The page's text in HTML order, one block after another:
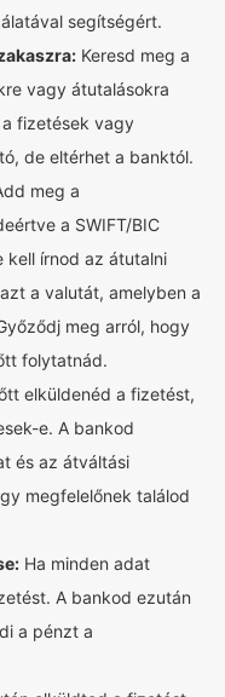
segítségért.
Keresd meg a
vagy átutalásokra
fizetések vagy
de eltérhet a banktól.
meg a
a SWIFT/BIC
kell írnod az átutalni
a valutát, amelyben a
meg arról, hogy
folytatnád.
elküldenéd a fizetést,
e. A bankod
és az átváltási
megfelelőnek találod
Ha minden adat
A bankod ezután
a pénzt a